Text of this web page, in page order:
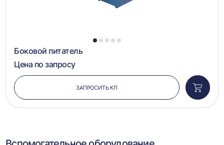
1 2 3 4 5
Боковой питатель
Цена по запросу
ЗАПРОСИТЬ КП
в